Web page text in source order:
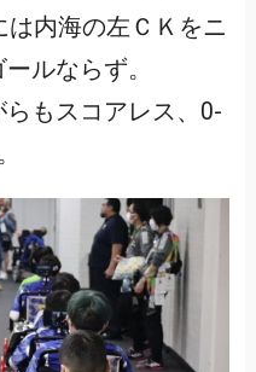
内海の左ＣＫをニ
ルならず。
もスコアレス、0-